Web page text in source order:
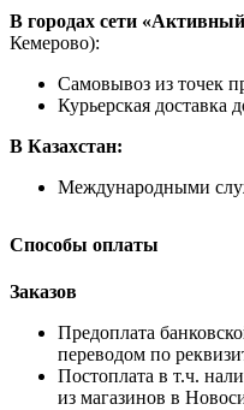
В городах сети
Кемерово):
Самовывоз из точек
Курьерская доставка
В Казахстан:
Международными
Способы оплаты
Заказов
Предоплата
переводом по
Постоплата в т.ч.
из магазинов в